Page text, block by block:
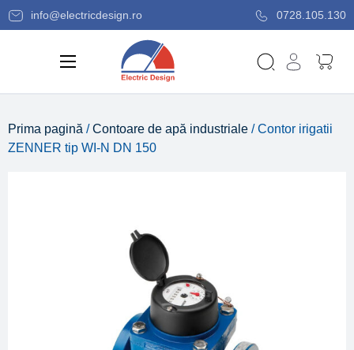
info@electricdesign.ro 0728.105.130
Prima pagină /Contoare de apă industriale / Contor irigatii
ZENNER tip WI-N DN 150